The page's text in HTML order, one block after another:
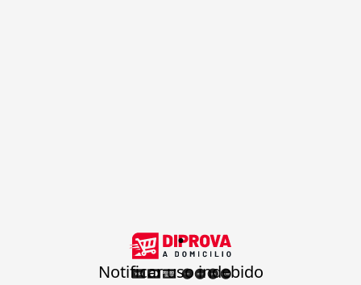
.
Notificar uso indebido